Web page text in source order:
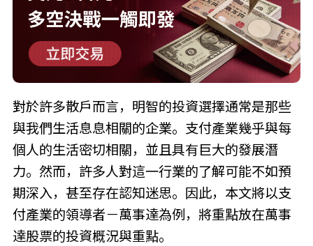
對於許多散戶而言，明智的投資選擇通常是那些
與我們生活息息相關的企業。支付產業幾乎與每
個人的生活密切相關，並且具有巨大的發展潛
力。然而，許多人對這一行業的了解可能不如預
期深入，甚至存在認知迷思。因此，本文將以支
付產業的領導者－萬事達為例，將重點放在萬事
達股票的投資概況與重點。